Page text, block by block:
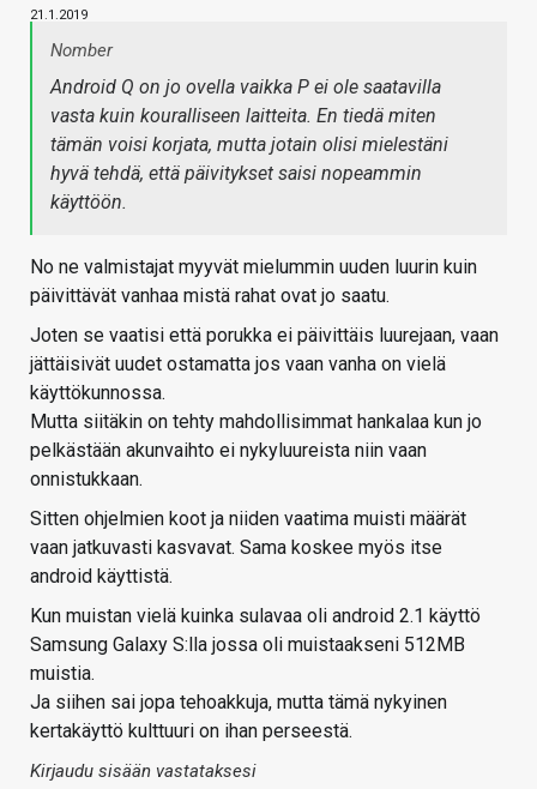
21.1.2019
Nomber
Android Q on jo ovella vaikka P ei ole saatavilla
vasta kuin kouralliseen laitteita. En tiedä miten
tämän voisi korjata, mutta jotain olisi mielestäni
hyvä tehdä, että päivitykset saisi nopeammin
käyttöön.
No ne valmistajat myyvät mielummin uuden luurin kuin
päivittävät vanhaa mistä rahat ovat jo saatu.
Joten se vaatisi että porukka ei päivittäis luurejaan, vaan
jättäisivät uudet ostamatta jos vaan vanha on vielä
käyttökunnossa.
Mutta siitäkin on tehty mahdollisimmat hankalaa kun jo
pelkästään akunvaihto ei nykyluureista niin vaan
onnistukkaan.
Sitten ohjelmien koot ja niiden vaatima muisti määrät
vaan jatkuvasti kasvavat. Sama koskee myös itse
android käyttistä.
Kun muistan vielä kuinka sulavaa oli android 2.1 käyttö
Samsung Galaxy S:lla jossa oli muistaakseni 512MB
muistia.
Ja siihen sai jopa tehoakkuja, mutta tämä nykyinen
kertakäyttö kulttuuri on ihan perseestä.
Kirjaudu sisään vastataksesi